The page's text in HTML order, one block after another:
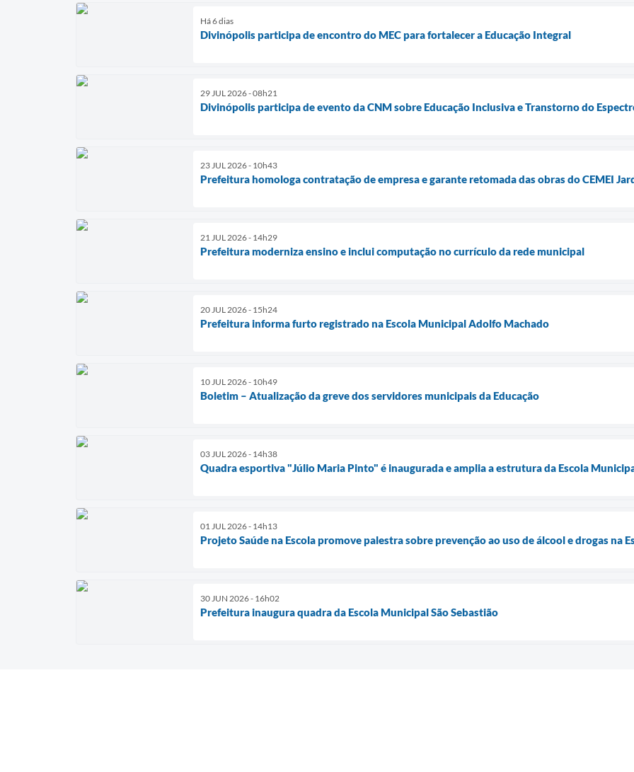
Há 6 dias
Divinópolis participa de encontro do MEC para fortalecer a Educação Integral
29 JUL 2026 - 08h21
Divinópolis participa de evento da CNM sobre Educação Inclusiva e Transtorno do
23 JUL 2026 - 10h43
Prefeitura homologa contratação de empresa e garante retomada das obras do CEMEI
21 JUL 2026 - 14h29
Prefeitura moderniza ensino e inclui computação no currículo da rede municipal
20 JUL 2026 - 15h24
Prefeitura informa furto registrado na Escola Municipal Adolfo Machado
10 JUL 2026 - 10h49
Boletim – Atualização da greve dos servidores municipais da Educação
03 JUL 2026 - 14h38
Quadra esportiva "Júlio Maria Pinto" é inaugurada e amplia a estrutura da Escola
01 JUL 2026 - 14h13
Projeto Saúde na Escola promove palestra sobre prevenção ao uso de álcool e drogas na
30 JUN 2026 - 16h02
Prefeitura inaugura quadra da Escola Municipal São Sebastião